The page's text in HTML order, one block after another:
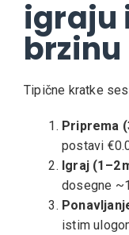
igraju
brzinu
Tipične kratke
Priprema
postavi
Igraj (1–2
dosegne
istim